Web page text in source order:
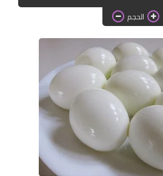
دروس الراندة للمبتدئات
اللباس التقليدي
الحجم